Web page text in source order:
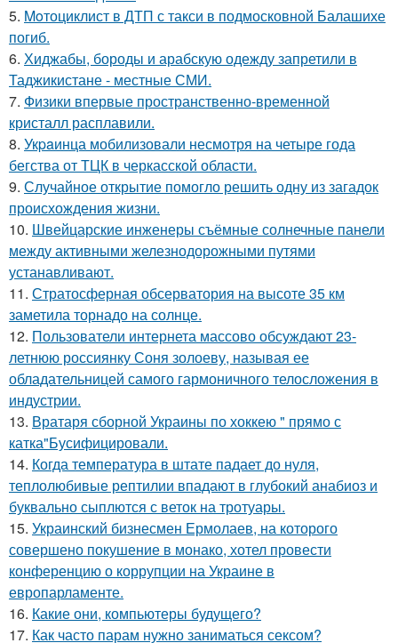
5. Moтоциклист в ДТП с такси в подмосковной Балашихе
погиб.
6. Хиджабы, бороды и арабскую одежду запретили в
Таджикистане - местные СМИ.
7. Физики впервые пространственно-временной
кристалл расплавили.
8. Укpaинца мобилизовали несмотря на четыре года
бегства от ТЦК в черкасской области.
9. Случайное открытие помогло решить одну из загадок
происхождения жизни.
10. Швейцарские инженеры съёмные солнечные панели
между активными железнодорожными путями
устанавливают.
11. Стратосферная обсерватория на высоте 35 км
заметила торнадо на солнце.
12. Пользователи интернета массово обсуждают 23-
летнюю россиянку Соня золоеву, называя ее
обладательницей самого гармоничного телосложения в
индустрии.
13. Вратаря сборной Украины по хоккею " прямо с
катка"Бусифицировали.
14. Когда температура в штате падает до нуля,
теплолюбивые рептилии впадают в глубокий анабиоз и
буквально сыплются с веток на тротуары.
15. Украинский бизнесмен Ермолаев, на которого
совершено покушение в монако, хотел провести
конференцию о коррупции на Украине в
европарламенте.
16. Какие они, компьютеры будущего?
17. Как часто парам нужно заниматься сексом?